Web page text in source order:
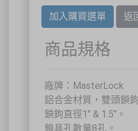
加入購買選單 返
商品規格
廠牌：MasterLock
鋁合金材質，雙頭鎖
鎖鉤直徑1" & 1.5"。
鎖具孔數量8孔。
✔ 工廠設備管理人員
📍 上課地點
祐昕技術股份有限公司
40458 臺中市北區中
防爆安全
協辦單位
🚗 交通
🚄 建議搭乘高鐵至臺